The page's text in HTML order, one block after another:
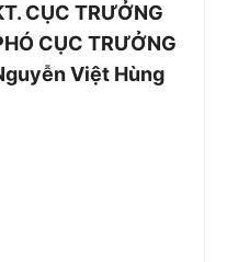
CỤC TRƯỞNG
CỤC TRƯỞNG
Việt Hùng